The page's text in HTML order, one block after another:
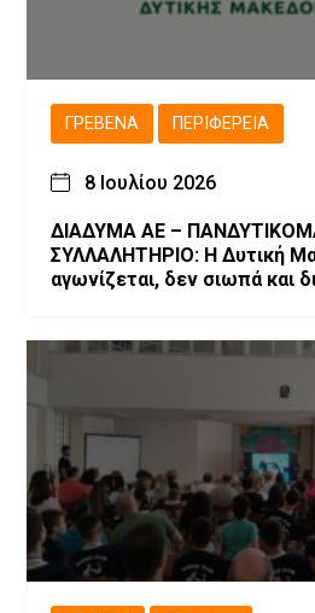
ΓΡΕΒΕΝΆ ΠΕΡΙΦΈΡΕΙΑ
8 Ιουλίου 2026
ΔΙΑΔΥΜΑ ΑΕ – ΠΑΝΔΥΤΙΚΟΜΑΚΕΔΟΝΙΚΟ
ΣΥΛΛΑΛΗΤΗΡΙΟ: Η Δυτική
αγωνίζεται, δεν σιωπά και